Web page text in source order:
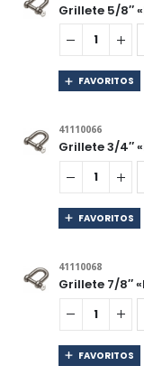
Grillete 5/8″
FAVORITOS
41110066
Grillete 3/4″
FAVORITOS
41110068
Grillete 7/8″
FAVORITOS